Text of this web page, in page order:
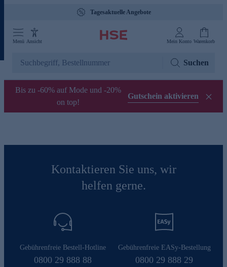
Tagesaktuelle Angebote
Menü Ansicht Mein Konto Warenkorb
Suchen
Bis zu -60% auf Mode und -20%
on top!
Gutschein aktivieren
Kontaktieren Sie uns, wir
helfen gerne.
Gebührenfreie Bestell-Hotline
0800 29 888 88
Gebührenfreie EASy-Bestellung
0800 29 888 29